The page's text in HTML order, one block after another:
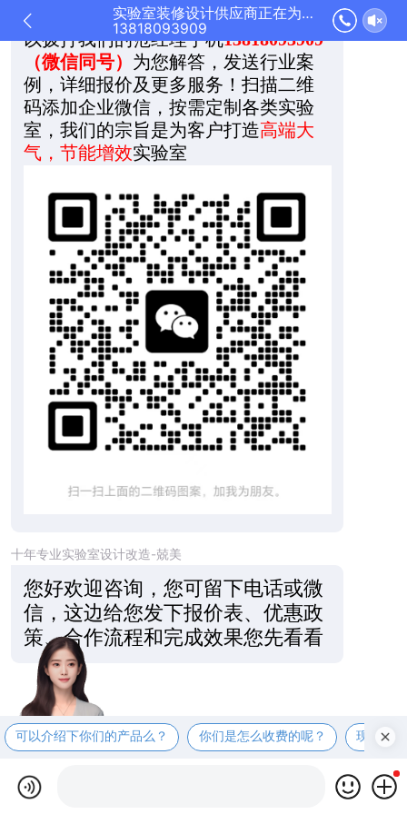
实验室装修设计供应商正在为您服务
13818093909
机号码
，稍后我们将与你联系，您可
以拨打我们的范经理手机13818093909
（微信同号） 为您解答，发送行业案
例，详细报价及更多服务！扫描二维
码添加企业微信，按需定制各类实验
室，我们的宗旨是为客户打造高端大
气，节能增效实验室
十年专业实验室设计改造-兢美
您好欢迎咨询，您可留下电话或微
信，这边给您发下报价表、优惠政
策、合作流程和完成效果您先看看
可以介绍下你们的产品么？ 你们是怎么收费的呢？ 现在有